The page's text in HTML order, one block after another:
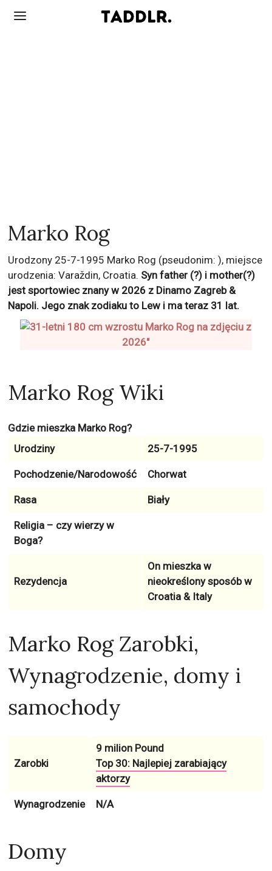
Marko Rog
Urodzony 25-7-1995 Marko Rog (pseudonim: ), miejsce
urodzenia: Varaždin, Croatia. Syn father (?) i mother(?)
jest sportowiec znany w 2026 z Dinamo Zagreb &
Napoli. Jego znak zodiaku to Lew i ma teraz 31 lat.
Marko Rog Wiki
Gdzie mieszka Marko Rog?
Urodziny
25-7-1995
Pochodzenie/Narodowość Chorwat
Rasa Biały
Religia – czy wierzy w
Boga?
Rezydencja
On mieszka w
nieokreślony sposób w
Croatia & Italy
Marko Rog Zarobki,
Wynagrodzenie, domy i
samochody
Zarobki
9 milion Pound
Top 30: Najlepiej zarabiający
aktorzy
Wynagrodzenie N/A
Domy